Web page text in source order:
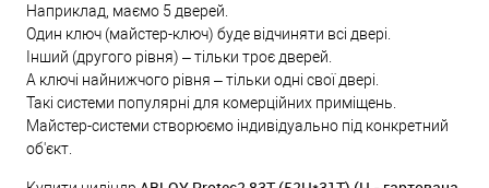
Наприклад, маємо 5 дверей.
Один ключ (майстер-ключ) буде відчиняти всі двері.
Інший (другого рівня) – тільки троє дверей.
А ключі найнижчого рівня – тільки одні свої двері.
Такі системи популярні для комерційних приміщень.
Майстер-системи створюємо індивідуально під конкретний
об'єкт.